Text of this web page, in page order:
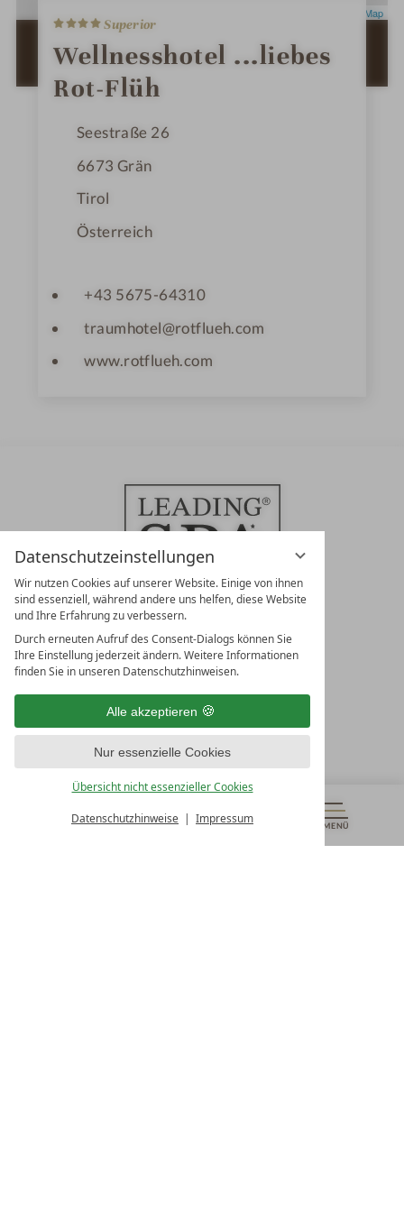
Datenschutzeinstellungen
Wir nutzen Cookies auf unserer Website. Einige von ihnen
sind essenziell, während andere uns helfen, diese Website
und Ihre Erfahrung zu verbessern.
Durch erneuten Aufruf des Consent-Dialogs können Sie
Ihre Einstellung jederzeit ändern. Weitere Informationen
finden Sie in unseren Datenschutzhinweisen.
Alle akzeptieren
Nur essenzielle Cookies
Übersicht nicht essenzieller Cookies
Datenschutzhinweise Impressum
MENÜ
GUTSCHEINE & MEHR ALLE RESORTS
OpenStreetMap
ZUR ROUTENPLANUNG MIT GOOGLE
MAPS
4
S
t
e
r
n
e
Superior
Wellnesshotel ...liebes
Rot-Flüh
Seestraße 26
6673 Grän
Tirol
Österreich
+43 5675-64310
traumhotel@rotflueh.com
www.rotflueh.com
LEADING SPA RESORTS
10. Oktober Str. 17/Top 1
Österreich
T +43 4242 22077
UNSERE ÖFFNUNGSZEITEN